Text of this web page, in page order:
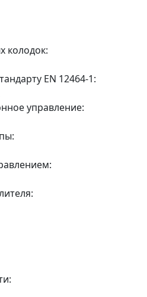
колодок:
EN 12464-1:
управление: